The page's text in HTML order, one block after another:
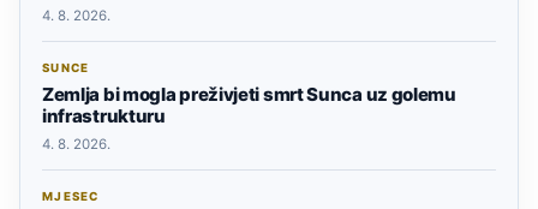
4. 8. 2026.
SUNCE
Zemlja bi mogla preživjeti smrt Sunca uz golemu
infrastrukturu
4. 8. 2026.
MJESEC